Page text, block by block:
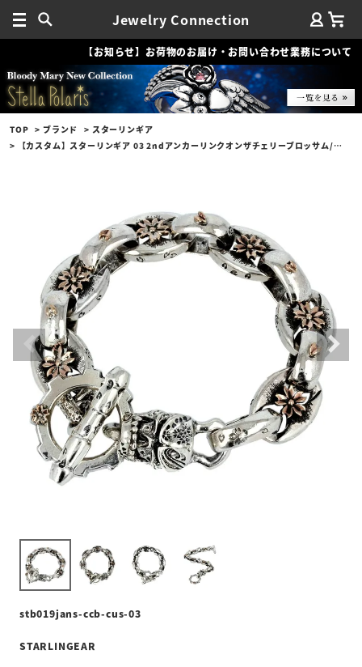
Jewelry Connection
【お知らせ】お荷物のお届け・お問い合わせ業務について
TOP ブランド
スターリンギア
【カスタム】スターリンギア 03 2ndアンカーリンクオンザチェリーブロッサム/プレーンリンク/マイクロ桜カミカゼ/桜スタンプ w/シルバー＆コパーコンビブレスレット
stb019jans-ccb-cus-03
STARLINGEAR